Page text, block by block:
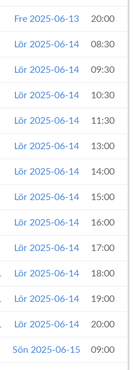
Fre 2025-06-13 20:00
Lör 2025-06-14 08:30
Lör 2025-06-14 09:30
Lör 2025-06-14 10:30
Lör 2025-06-14 11:30
Lör 2025-06-14 13:00
Lör 2025-06-14 14:00
Lör 2025-06-14 15:00
Lör 2025-06-14 16:00
Lör 2025-06-14 17:00
Lör 2025-06-14 18:00
Lör 2025-06-14 19:00
Lör 2025-06-14 20:00
Sön 2025-06-15 09:00